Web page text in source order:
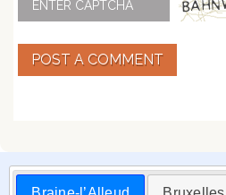
POST A COMMENT